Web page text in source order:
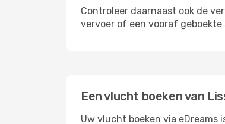
Controleer daarnaast ook de
vervoer of een vooraf
Een vlucht boeken van
Uw vlucht boeken via eDreams